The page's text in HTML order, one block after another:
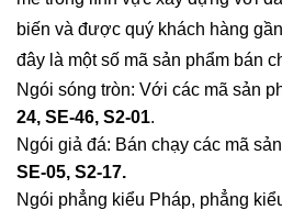
biến và được quý khách hàng
đây là một số mã sản phẩm bán
Ngói sóng tròn: Với các mã sản
24, SE-46, S2-01.
Ngói giả đá: Bán chạy các mã
SE-05, S2-17.
Ngói phẳng kiểu Pháp, phẳng